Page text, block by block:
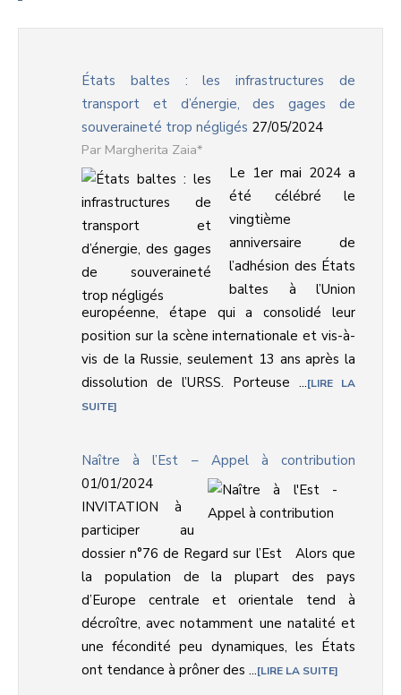
États baltes : les infrastructures de
transport et d’énergie, des gages de
souveraineté trop négligés 27/05/2024
Margherita Zaia*
Le 1er mai 2024 a
été célébré le
vingtième
anniversaire de
l’adhésion des États
baltes à l’Union
européenne, étape qui a consolidé leur
position sur la scène internationale et vis-à-
vis de la Russie, seulement 13 ans après la
dissolution de l’URSS. Porteuse ... LIRE LA
SUITE
Naître à l’Est – Appel à contribution
01/01/2024
INVITATION à
participer au
dossier n°76 de Regard sur l’Est Alors que
la population de la plupart des pays
d’Europe centrale et orientale tend à
décroître, avec notamment une natalité et
une fécondité peu dynamiques, les États
ont tendance à prôner des ... LIRE LA SUITE